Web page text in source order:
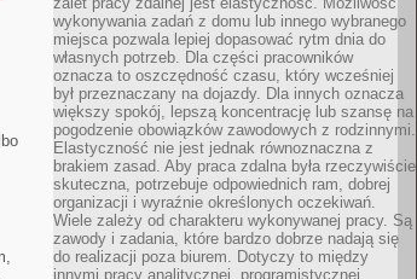
wykonywania zadań z domu lub innego wybranego
miejsca pozwala lepiej dopasować rytm dnia do
własnych potrzeb. Dla części pracowników
oznacza to oszczędność czasu, który wcześniej
był przeznaczany na dojazdy. Dla innych oznacza
większy spokój, lepszą koncentrację lub szansę na
pogodzenie obowiązków zawodowych z rodzinnymi.
Elastyczność nie jest jednak równoznaczna z
brakiem zasad. Aby praca zdalna była rzeczywiście
skuteczna, potrzebuje odpowiednich ram, dobrej
organizacji i wyraźnie określonych oczekiwań.
Wiele zależy od charakteru wykonywanej pracy. Są
zawody i zadania, które bardzo dobrze nadają się
do realizacji poza biurem. Dotyczy to między
innymi pracy analitycznej, programistycznej,